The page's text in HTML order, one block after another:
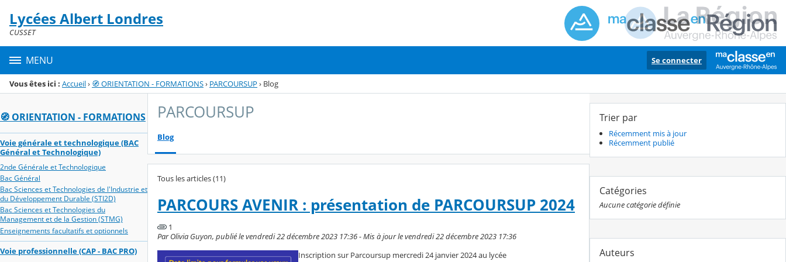
Menu de la rubrique
Contenu
Lycées Albert Londres
CUSSET
MENU Se connecter
Vous êtes ici : Accueil› 🧭 ORIENTATION - FORMATIONS› PARCOURSUP › Blog
🧭 ORIENTATION - FORMATIONS
Voie générale et technologique (BAC
Général et Technologique)
2nde Générale et Technologique
Bac Général
Bac Sciences et Technologies de l'Industrie et
du Développement Durable (STI2D)
Bac Sciences et Technologies du
Management et de la Gestion (STMG)
Enseignements facultatifs et optionnels
Voie professionnelle (CAP - BAC PRO)
PARCOURSUP
Blog
Tous les articles (11)
PARCOURS AVENIR : présentation de PARCOURSUP 2024
1
Par Olivia Guyon, publié le vendredi 22 décembre 2023 17:36 - Mis à jour le vendredi 22 décembre 2023 17:36
Inscription sur Parcoursup mercredi 24 janvier 2024 au lycée
Trier par
Récemment mis à jour
Récemment publié
Catégories
Aucune catégorie définie
Auteurs